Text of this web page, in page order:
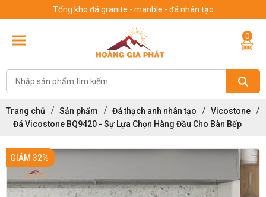
Tổng kho đá granite - manble - đá nhân tạo
0
Trang chủ Sản phẩm Đá thạch anh nhân tạo
Vicostone
Đá Vicostone BQ9420 - Sự Lựa Chọn Hàng Đầu Cho Bàn Bếp
GIẢM 32%